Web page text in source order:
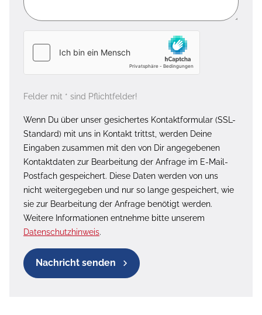
Felder mit * sind Pflichtfelder!
Wenn Du über unser gesichertes Kontaktformular (SSL-
Standard) mit uns in Kontakt trittst, werden Deine
Eingaben zusammen mit den von Dir angegebenen
Kontaktdaten zur Bearbeitung der Anfrage im E-Mail-
Postfach gespeichert. Diese Daten werden von uns
nicht weitergegeben und nur so lange gespeichert, wie
sie zur Bearbeitung der Anfrage benötigt werden.
Weitere Informationen entnehme bitte unserem
Datenschutzhinweis.
Nachricht senden